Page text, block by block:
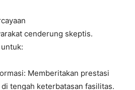
cenderung skeptis.
Memberitakan prestasi
tengah keterbatasan fasilitas.